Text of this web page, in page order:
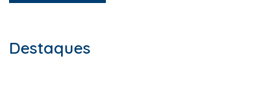
Destaques